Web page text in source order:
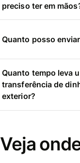
preciso ter em
Quanto posso
Quanto tempo leva
transferência de
exterior?
Veja